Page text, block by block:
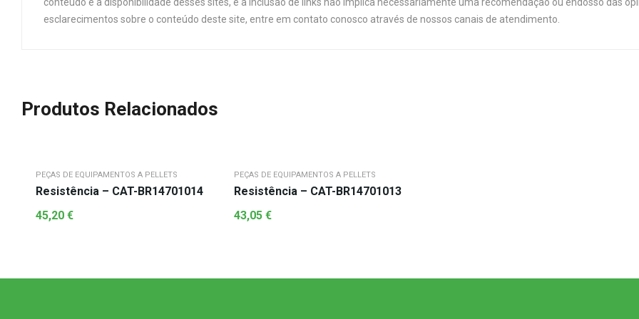
esclarecimentos sobre o conteúdo deste site, entre em contato conosco através de nossos canais de atendimento.
Produtos Relacionados
PEÇAS DE EQUIPAMENTOS A PELLETS
Resistência – CAT-BR14701014
45,20 €
PEÇAS DE EQUIPAMENTOS A PELLETS
Resistência – CAT-BR14701013
43,05 €